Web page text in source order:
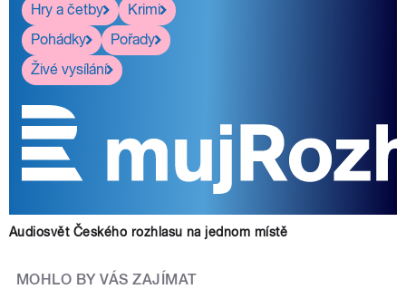
Hry a četby
Krimi
Pohádky
Pořady
Živé vysílání
Audiosvět Českého rozhlasu na jednom místě
MOHLO BY VÁS ZAJÍMAT